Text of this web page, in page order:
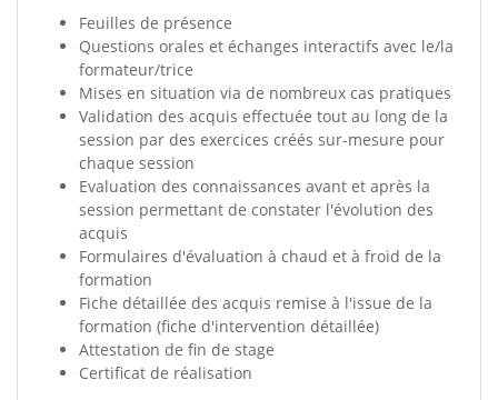
Feuilles de présence
Questions orales et échanges interactifs avec le/la
formateur/trice
Mises en situation via de nombreux cas pratiques
Validation des acquis effectuée tout au long de la
session par des exercices créés sur-mesure pour
chaque session
Evaluation des connaissances avant et après la
session permettant de constater l'évolution des
acquis
Formulaires d'évaluation à chaud et à froid de la
formation
Fiche détaillée des acquis remise à l'issue de la
formation (fiche d'intervention détaillée)
Attestation de fin de stage
Certificat de réalisation